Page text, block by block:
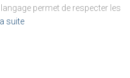
permet de respecter les
suite